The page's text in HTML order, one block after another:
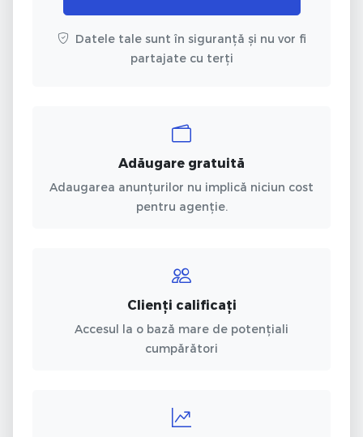
Datele tale sunt în siguranță și nu vor fi
partajate cu terți
Adăugare gratuită
Adaugarea anunțurilor nu implică niciun cost
pentru agenție.
Clienți calificați
Accesul la o bază mare de potențiali
cumpărători